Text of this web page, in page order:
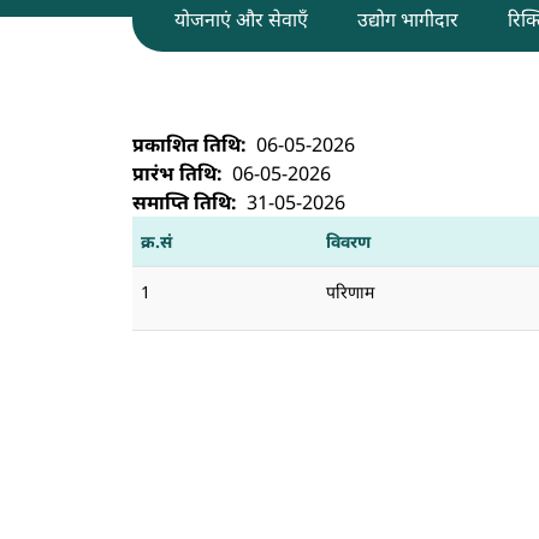
योजनाएं और सेवाएँ उद्योग भागीदार
डीआरएल, तेजपुर में जेआरएफ और आरए पदों के
प्रकाशित तिथि
06-05-2026
प्रारंभ तिथि
06-05-2026
समाप्ति तिथि
31-05-2026
क्र.सं विवरण
1 परिणाम